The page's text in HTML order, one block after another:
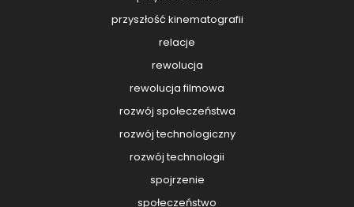
przyszłość kinematografii
relacje
rewolucja
rewolucja filmowa
rozwój społeczeństwa
rozwój technologiczny
rozwój technologii
spojrzenie
społeczeństwo